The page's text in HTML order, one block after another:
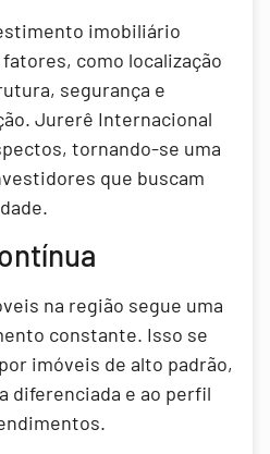
imobiliário
como localização
segurança e
Jurerê Internacional
tornando-se uma
que buscam
na região segue uma
constante. Isso se
imóveis de alto padrão,
diferenciada e ao perfil